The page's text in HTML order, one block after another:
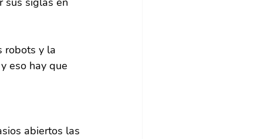
robots y la
eso hay que
abiertos las